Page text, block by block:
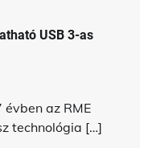
USB 3-as
évben az RME
technológia […]